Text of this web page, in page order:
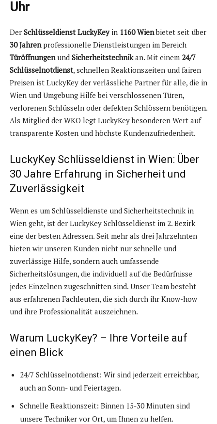
Uhr
Der Schlüsseldienst LuckyKeyin 1160 Wienbietet seit über
30 Jahren professionelle Dienstleistungen im Bereich
Türöffnungen und Sicherheitstechnikan. Mit einem 24/7
Schlüsselnotdienst, schnellen Reaktionszeiten und fairen
Preisen ist LuckyKey der verlässliche Partner für alle, die in
Wien und Umgebung Hilfe bei verschlossenen Türen,
verlorenen Schlüsseln oder defekten Schlössern benötigen.
Als Mitglied der WKO legt LuckyKey besonderen Wert auf
transparente Kosten und höchste Kundenzufriedenheit.
LuckyKey Schlüsseldienst in Wien: Über
30 Jahre Erfahrung in Sicherheit und
Zuverlässigkeit
Wenn es um Schlüsseldienste und Sicherheitstechnik in
Wien geht, ist der LuckyKey Schlüsseldienst im 2. Bezirk
eine der besten Adressen. Seit mehr als drei Jahrzehnten
bieten wir unseren Kunden nicht nur schnelle und
zuverlässige Hilfe, sondern auch umfassende
Sicherheitslösungen, die individuell auf die Bedürfnisse
jedes Einzelnen zugeschnitten sind. Unser Team besteht
aus erfahrenen Fachleuten, die sich durch ihr Know-how
und ihre Professionalität auszeichnen.
Warum LuckyKey? – Ihre Vorteile auf
einen Blick
24/7 Schlüsselnotdienst: Wir sind jederzeit erreichbar,
auch an Sonn- und Feiertagen.
Schnelle Reaktionszeit: Binnen 15-30 Minuten sind
unsere Techniker vor Ort, um Ihnen zu helfen.